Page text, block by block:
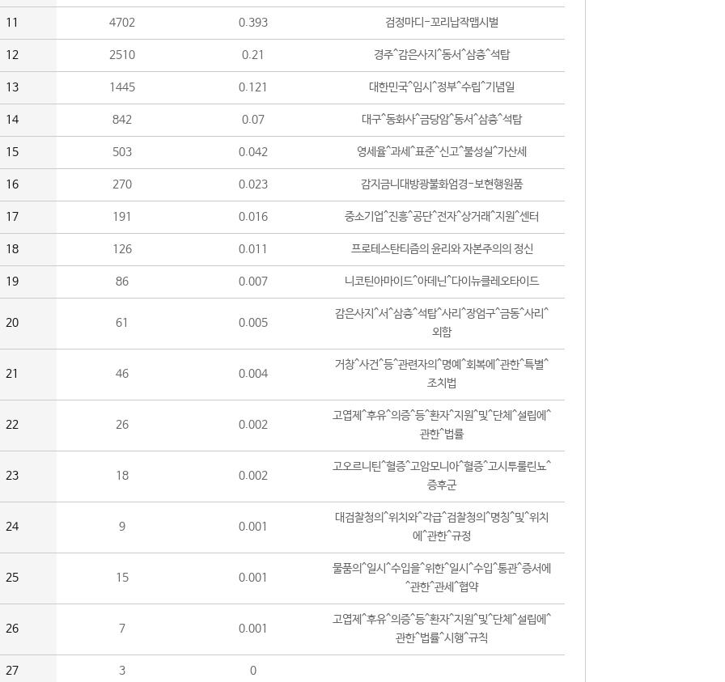
11 4702 0.393 검정마디-꼬리납작맵시벌
12 2510 0.21 경주^감은사지^동서^삼층^석탑
13 1445 0.121 대한민국^임시^정부^수립^기념일
14 842 0.07 대구^동화사^금당암^동서^삼층^석탑
15 503 0.042 영세율^과세^표준^신고^불성실^가산세
16 270 0.023 감지금니대방광불화엄경-보현행원품
17 191 0.016 중소기업^진흥^공단^전자^상거래^지원^센터
18 126 0.011 프로테스탄티즘의 윤리와 자본주의의 정신
19 86 0.007 니코틴아마이드^아데닌^다이뉴클레오타이드
20 61 0.005
감은사지^서^삼층^석탑^사리^장엄구^금동^사리^
외함
21 46 0.004
거창^사건^등^관련자의^명예^회복에^관한^특별^
조치법
22 26 0.002
고엽제^후유^의증^등^환자^지원^및^단체^설립에^
관한^법률
23 18 0.002
고오르니틴^혈증^고암모니아^혈증^고시투룰린뇨^
증후군
24 9 0.001
대검찰청의^위치와^각급^검찰청의^명칭^및^위치
에^관한^규정
25 15 0.001
물품의^일시^수입을^위한^일시^수입^통관^증서에
^관한^관세^협약
26 7 0.001
고엽제^후유^의증^등^환자^지원^및^단체^설립에^
관한^법률^시행^규칙
27 3 0